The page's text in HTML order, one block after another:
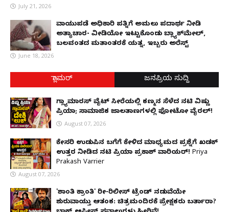
July 21, 2026
ವಾಯುಪಡೆ ಅಧಿಕಾರಿ ಪತ್ನಿಗೆ ಅಮಲು ಪದಾರ್ಥ ನೀಡಿ
ಅತ್ಯಾಚಾರ- ವೀಡಿಯೋ ಇಟ್ಟುಕೊಂಡು ಬ್ಲ್ಯಾಕ್‌ಮೇಲ್,
ಬಲವಂತದ ಮತಾಂತರಕ್ಕೆ ಯತ್ನ, ಇಬ್ಬರು ಅರೆಸ್ಟ್
June 18, 2026
ಗ್ಲಾಮರ್ ಜನಪ್ರಿಯ ಸುದ್ದಿ
ಗ್ಲ್ಯಾಮಾರಸ್ ವೈಟ್‌ ಸೀರೆಯಲ್ಲಿ ಕಣ್ಮನ ಸೆಳೆದ ನಟಿ ವಿಷ್ಣು
ಪ್ರಿಯಾ; ಸಾಮಾಜಿಕ ಜಾಲತಾಣಗಳಲ್ಲಿ ಫೋಟೋ ವೈರಲ್!
August 07, 2026
ಕೇಸರಿ ಉಡುಪಿನ ಬಗೆಗೆ ಕೇಳಿದ ಮಾಧ್ಯಮದ ಪ್ರಶ್ನೆಗೆ ಖಡಕ್
ಉತ್ತರ ನೀಡಿದ ನಟಿ ಪ್ರಿಯಾ ಪ್ರಕಾಶ್ ವಾರಿಯರ್! Priya
Prakash Varrier
August 07, 2026
'ಶಾಂತಿ ಕ್ರಾಂತಿ' ರೀ-ರಿಲೀಸ್ ಟ್ರೆಂಡ್ ನಡುವೆಯೇ
ಶುರುವಾಯ್ತು ಆತಂಕ: ಚಿತ್ರಮಂದಿರಕ್ಕೆ ಪ್ರೇಕ್ಷಕರು ಬರ್ತಾರಾ?